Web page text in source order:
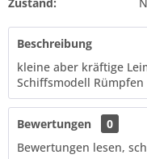
Beschreibung
kleine aber kräftige
Schiffsmodell
Bewertungen
0
Bewertungen lesen,